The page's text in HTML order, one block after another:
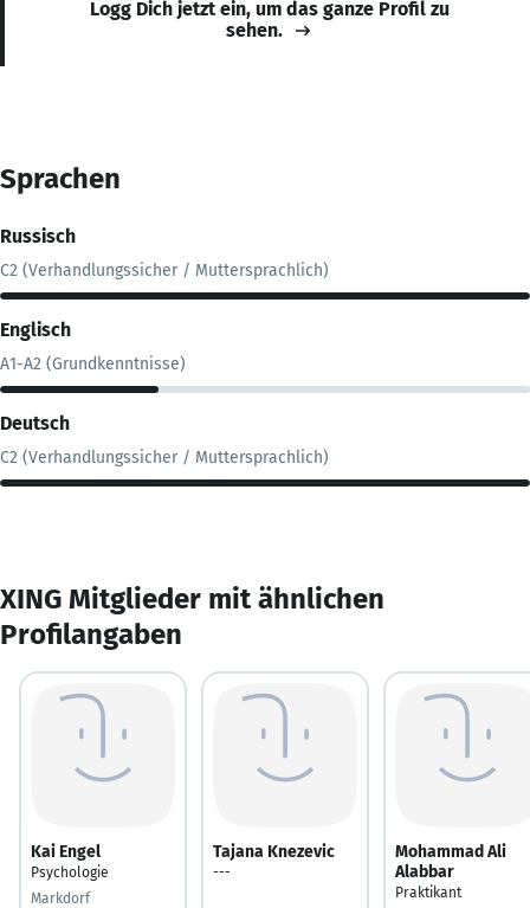
Logg Dich jetzt ein, um das ganze Profil zu
sehen.
Sprachen
Russisch
C2 (Verhandlungssicher / Muttersprachlich)
Englisch
A1-A2 (Grundkenntnisse)
Deutsch
C2 (Verhandlungssicher / Muttersprachlich)
XING Mitglieder mit ähnlichen
Profilangaben
Kai Engel
Psychologie
Markdorf
Tajana Knezevic
---
Mohammad Ali
Alabbar
Praktikant